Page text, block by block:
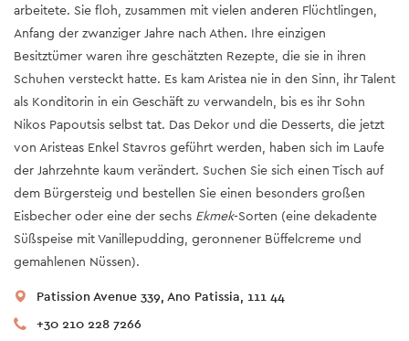
arbeitete. Sie floh, zusammen mit vielen anderen Flüchtlingen,
Anfang der zwanziger Jahre nach Athen. Ihre einzigen
Besitztümer waren ihre geschätzten Rezepte, die sie in ihren
Schuhen versteckt hatte. Es kam Aristea nie in den Sinn, ihr Talent
als Konditorin in ein Geschäft zu verwandeln, bis es ihr Sohn
Nikos Papoutsis selbst tat. Das Dekor und die Desserts, die jetzt
von Aristeas Enkel Stavros geführt werden, haben sich im Laufe
der Jahrzehnte kaum verändert. Suchen Sie sich einen Tisch auf
dem Bürgersteig und bestellen Sie einen besonders großen
Eisbecher oder eine der sechs Ekmek-Sorten (eine dekadente
Süßspeise mit Vanillepudding, geronnener Büffelcreme und
gemahlenen Nüssen).
Patission Avenue 339, Ano Patissia, 111 44
+30 210 228 7266